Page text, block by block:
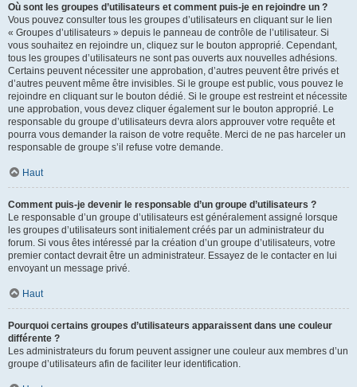
Où sont les groupes d’utilisateurs et comment puis-je en rejoindre un ?
Vous pouvez consulter tous les groupes d’utilisateurs en cliquant sur le lien
« Groupes d’utilisateurs » depuis le panneau de contrôle de l’utilisateur. Si
vous souhaitez en rejoindre un, cliquez sur le bouton approprié. Cependant,
tous les groupes d’utilisateurs ne sont pas ouverts aux nouvelles adhésions.
Certains peuvent nécessiter une approbation, d’autres peuvent être privés et
d’autres peuvent même être invisibles. Si le groupe est public, vous pouvez le
rejoindre en cliquant sur le bouton dédié. Si le groupe est restreint et nécessite
une approbation, vous devez cliquer également sur le bouton approprié. Le
responsable du groupe d’utilisateurs devra alors approuver votre requête et
pourra vous demander la raison de votre requête. Merci de ne pas harceler un
responsable de groupe s’il refuse votre demande.
Haut
Comment puis-je devenir le responsable d’un groupe d’utilisateurs ?
Le responsable d’un groupe d’utilisateurs est généralement assigné lorsque
les groupes d’utilisateurs sont initialement créés par un administrateur du
forum. Si vous êtes intéressé par la création d’un groupe d’utilisateurs, votre
premier contact devrait être un administrateur. Essayez de le contacter en lui
envoyant un message privé.
Haut
Pourquoi certains groupes d’utilisateurs apparaissent dans une couleur
différente ?
Les administrateurs du forum peuvent assigner une couleur aux membres d’un
groupe d’utilisateurs afin de faciliter leur identification.